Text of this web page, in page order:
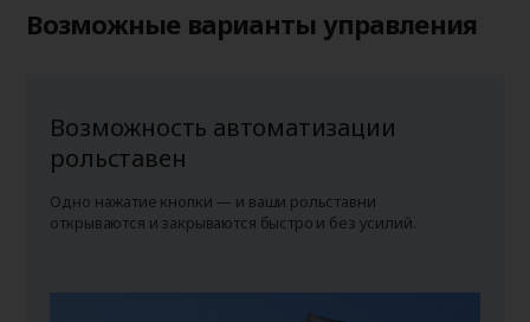
Возможные варианты управления
Возможность автоматизации
рольставен
Одно нажатие кнопки — и ваши рольставни
открываются и закрываются быстро и без усилий.